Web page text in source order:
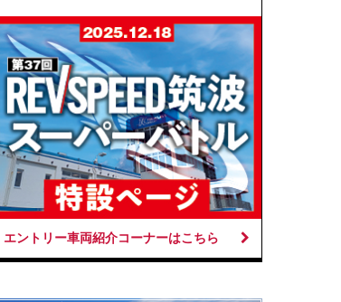
エントリー車両紹介コーナーはこちら